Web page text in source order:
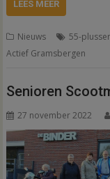
LEES MEER
Nieuws 55-
Actief Gramsbergen
Senioren
27 november 2022